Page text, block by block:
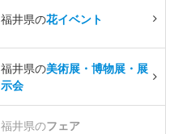
福井県の花イベント
福井県の美術展・博物展・展
示会
福井県のフェア